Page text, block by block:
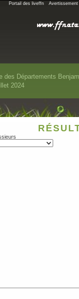
Portail des liveffn Avertissement
des Départements
2024